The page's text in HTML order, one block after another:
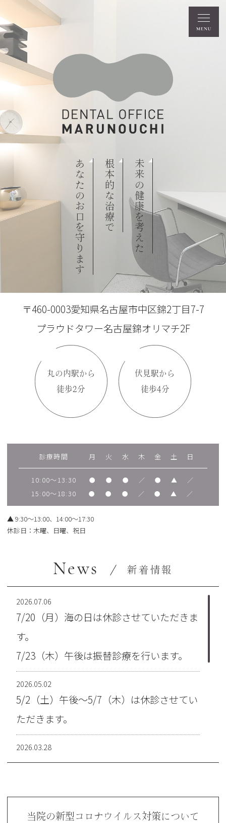
未来の健康を考えた
根本的な治療で
あなたのお口を守ります
〒460-0003愛知県名古屋市中区錦2丁目7-7
プラウドタワー名古屋錦オリマチ2F
丸の内駅から
徒歩2分
伏見駅から
徒歩4分
診療時間 月 火 水 木 金 土 日
10:00～13:30 ● ● ● ／ ● ▲ ／
15:00～18:30 ● ● ● ／ ● ▲ ／
▲9:30～13:00、14:00～17:30
休診日：木曜、日曜、祝日
News 新着情報
2026.07.06
7/20（月）海の日は休診させていただきま
す。
7/23（木）午後は振替診療を行います。
2026.05.02
5/2（土）午後〜5/7（木）は休診させてい
ただきます。
2026.03.28
4/29（水）昭和の日は休診させていただき
4/30（木）午後は振替診療を行います。
当院の新型コロナウイルス対策について